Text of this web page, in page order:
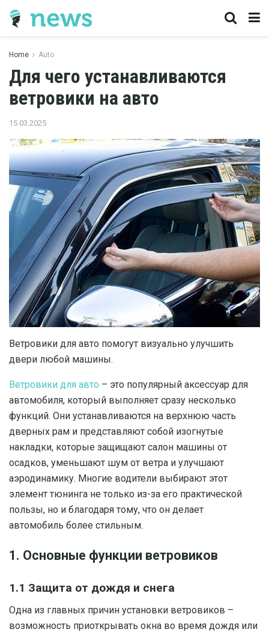
Home Auto
Для чего устанавливаются
ветровики на авто
15.03.2025
Ветровики для авто помогут визуально улучшить
двери любой машины.
Ветровики для авто – это популярный аксессуар для
автомобиля, который выполняет сразу несколько
функций. Они устанавливаются на верхнюю часть
дверных рам и представляют собой изогнутые
накладки, которые защищают салон машины от
осадков, уменьшают шум от ветра и улучшают
аэродинамику. Многие водители выбирают этот
элемент тюнинга не только из-за его практической
пользы, но и благодаря тому, что он делает
автомобиль более стильным.
1. Основные функции ветровиков
1.1 Защита от дождя и снега
Одна из главных причин установки ветровиков –
возможность приоткрывать окна во время дождя или